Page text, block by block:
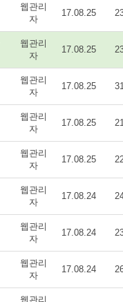
웹관리
자
17.08.25
웹관리
자
17.08.25
웹관리
자
17.08.25
웹관리
자
17.08.25
웹관리
자
17.08.25
웹관리
자
17.08.24
웹관리
자
17.08.24
웹관리
자
17.08.24
웹관리